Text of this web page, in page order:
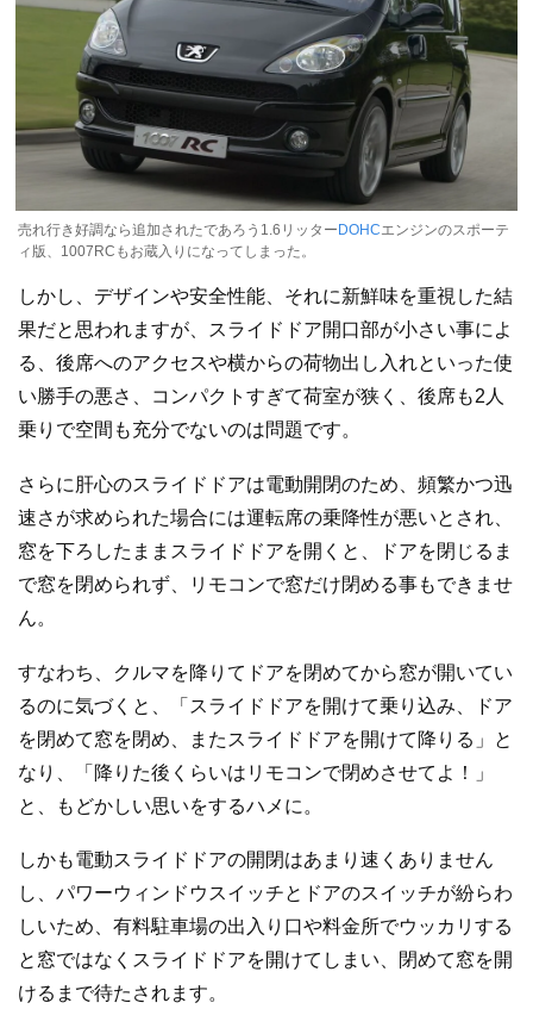
売れ行き好調なら追加されたであろう1.6リッター DOHCエンジンのスポーテ
ィ版、1007RCもお蔵入りになってしまった。
しかし、デザインや安全性能、それに新鮮味を重視した結
果だと思われますが、スライドドア開口部が小さい事によ
る、後席へのアクセスや横からの荷物出し入れといった使
い勝手の悪さ、コンパクトすぎて荷室が狭く、後席も2人
乗りで空間も充分でないのは問題です。
さらに肝心のスライドドアは電動開閉のため、頻繁かつ迅
速さが求められた場合には運転席の乗降性が悪いとされ、
窓を下ろしたままスライドドアを開くと、ドアを閉じるま
で窓を閉められず、リモコンで窓だけ閉める事もできませ
ん。
すなわち、クルマを降りてドアを閉めてから窓が開いてい
るのに気づくと、「スライドドアを開けて乗り込み、ドア
を閉めて窓を閉め、またスライドドアを開けて降りる」と
なり、「降りた後くらいはリモコンで閉めさせてよ！」
と、もどかしい思いをするハメに。
しかも電動スライドドアの開閉はあまり速くありません
し、パワーウィンドウスイッチとドアのスイッチが紛らわ
しいため、有料駐車場の出入り口や料金所でウッカリする
と窓ではなくスライドドアを開けてしまい、閉めて窓を開
けるまで待たされます。